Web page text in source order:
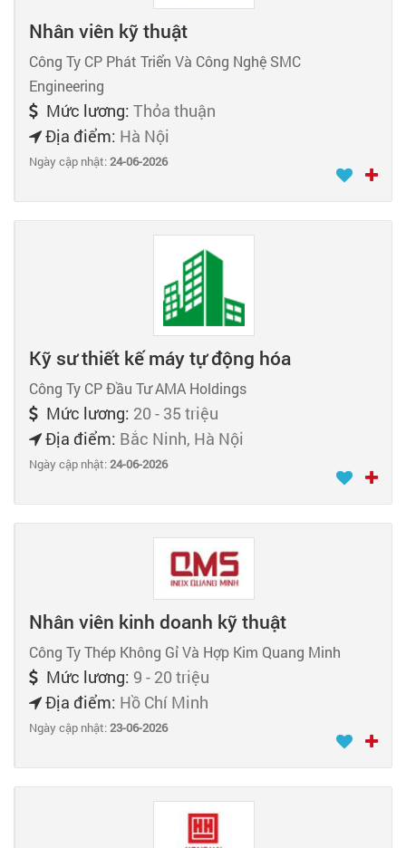
Nhân viên kỹ thuật
Công Ty CP Phát Triển Và Công Nghệ SMC
Engineering
Mức lương: Thỏa thuận
Địa điểm: Hà Nội
Ngày cập nhật:24-06-2026
Kỹ sư thiết kế máy tự động hóa
Công Ty CP Đầu Tư AMA Holdings
Mức lương: 20 - 35 triệu
Địa điểm: Bắc Ninh, Hà Nội
Ngày cập nhật:24-06-2026
Nhân viên kinh doanh kỹ thuật
Công Ty Thép Không Gỉ Và Hợp Kim Quang Minh
Mức lương: 9 - 20 triệu
Địa điểm: Hồ Chí Minh
Ngày cập nhật:23-06-2026